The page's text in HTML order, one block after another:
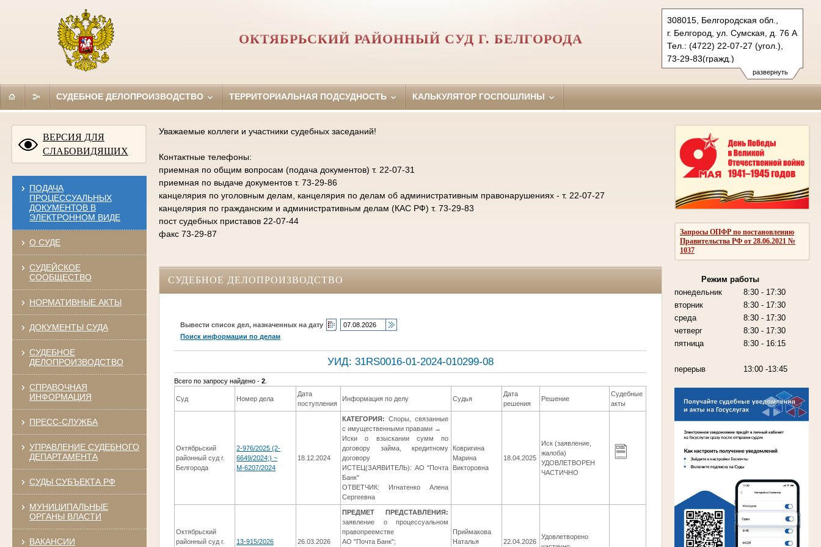
развернуть
308015, Белгородская обл.,
г. Белгород, ул. Сумская, д. 76 А
Тел.: (4722) 22-07-27 (угол.),
73-29-83(гражд.)
oktiabrsky.blg@sudrf.ru
ОКТЯБРЬСКИЙ РАЙОННЫЙ СУД Г. БЕЛГОРОДА
СУДЕБНОЕ ДЕЛОПРОИЗВОДСТВО ТЕРРИТОРИАЛЬНАЯ ПОДСУДНОСТЬ КАЛЬКУЛЯТОР ГОСПОШЛИНЫ
ВЕРСИЯ ДЛЯ
СЛАБОВИДЯЩИХ
ПОДАЧА
ПРОЦЕССУАЛЬНЫХ
ДОКУМЕНТОВ В
ЭЛЕКТРОННОМ ВИДЕ
О СУДЕ
СУДЕЙСКОЕ
СООБЩЕСТВО
НОРМАТИВНЫЕ АКТЫ
ДОКУМЕНТЫ СУДА
СУДЕБНОЕ
ДЕЛОПРОИЗВОДСТВО
СПРАВОЧНАЯ
ИНФОРМАЦИЯ
ПРЕСС-СЛУЖБА
УПРАВЛЕНИЕ СУДЕБНОГО
ДЕПАРТАМЕНТА
СУДЫ СУБЪЕКТА РФ
МУНИЦИПАЛЬНЫЕ
ОРГАНЫ ВЛАСТИ
ВАКАНСИИ
Запросы ОПФР по постановлению
Правительства РФ от 28.06.2021 №
1037
Режим работы
понедельник
вторник
среда
четверг
пятница
перерыв
8:30 - 17:30
8:30 - 17:30
8:30 - 17:30
8:30 - 17:30
8:30 - 16:15
13:00 -13:45
Уважаемые коллеги и участники судебных заседаний!
Контактные телефоны:
приемная по общим вопросам (подача документов) т. 22-07-31
приемная по выдаче документов т. 73-29-86
канцелярия по уголовным делам, канцелярия по делам об административным правонарушениях - т. 22-07-27
канцелярия по гражданским и административным делам (КАС РФ) т. 73-29-83
пост судебных приставов 22-07-44
факс 73-29-87
СУДЕБНОЕ ДЕЛОПРОИЗВОДСТВО
Вывести список дел, назначенных на дату
Поиск информации по делам
УИД: 31RS0016-01-2024-010299-08
Всего по запросу найдено -2
Суд Номер дела
Дата
поступления
Информация по делу Судья
Дата
решения
Решение
Судебные
акты
Октябрьский
районный суд г.
Белгорода
2-976/2025 (2-
6649/2024;) ~
М-6207/2024
18.12.2024
КАТЕГОРИЯ: Споры, связанные
с имущественными правами →
Иски о взыскании сумм по
договору займа, кредитному
договору
ИСТЕЦ(ЗАЯВИТЕЛЬ): АО "Почта
Банк"
ОТВЕТЧИК: Игнатенко Алена
Сергеевна
Ковригина
Марина
Викторовна
18.04.2025
Иск (заявление,
жалоба)
УДОВЛЕТВОРЕН
ЧАСТИЧНО
Октябрьский
районный суд г.
13-915/2026 26.03.2026
ПРЕДМЕТ ПРЕДСТАВЛЕНИЯ:
заявление о процессуальном
правопреемстве
АО "Почта Банк";
Приймакова
Наталья
22.04.2026
Удовлетворено